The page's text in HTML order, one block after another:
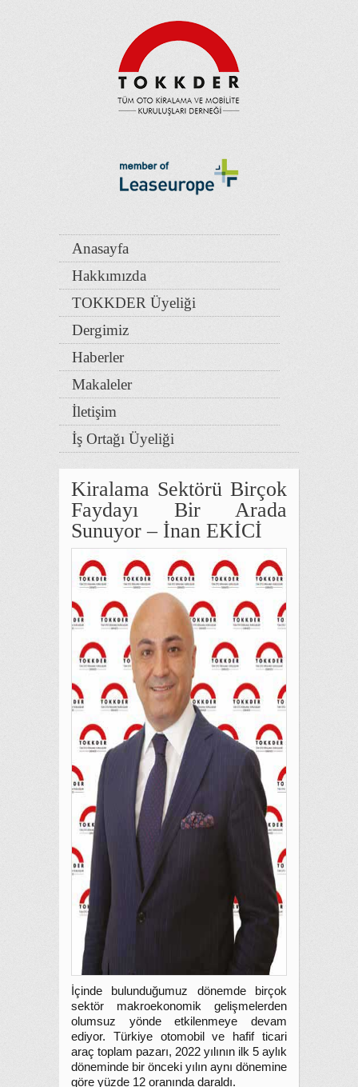
Anasayfa
Hakkımızda
TOKKDER Üyeliği
Dergimiz
Haberler
Makaleler
İletişim
İş Ortağı Üyeliği
Kiralama Sektörü Birçok
Faydayı Bir Arada
Sunuyor – İnan EKİCİ
İçinde bulunduğumuz dönemde birçok
sektör makroekonomik gelişmelerden
olumsuz yönde etkilenmeye devam
ediyor. Türkiye otomobil ve hafif ticari
araç toplam pazarı, 2022 yılının ilk 5 aylık
döneminde bir önceki yılın aynı dönemine
göre yüzde 12 oranında daraldı.